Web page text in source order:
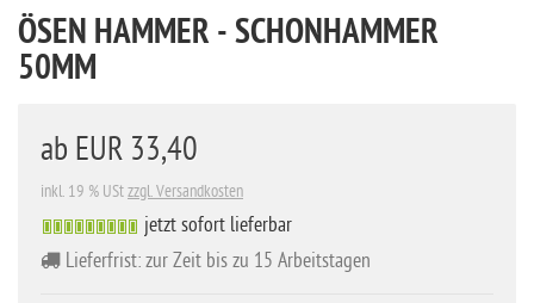
ÖSEN HAMMER - SCHONHAMMER
50MM
ab EUR 33,40
inkl. 19 % UStzzgl. Versandkosten
jetzt sofort lieferbar
Lieferfrist: zur Zeit bis zu 15 Arbeitstagen